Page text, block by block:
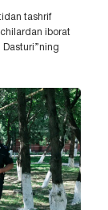
tashrif
iborat
Dasturi”ning